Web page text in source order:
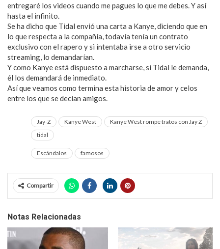
entregaré los videos cuando me pagues lo que me debes. Y así
hasta el infinito.
Se ha dicho que Tidal envió una carta a Kanye, diciendo que en
lo que respecta a la compañía, todavía tenía un contrato
exclusivo con el rapero y si intentaba irse a otro servicio
streaming, lo demandarían.
Y como Kanye está dispuesto a marcharse, si Tidal le demanda,
él los demandará de inmediato.
Así que veamos como termina esta historia de amor y celos
entre los que se decían amigos.
Jay-Z Kanye West
Kanye West rompe tratos con Jay Z
tidal
Escándalos famosos
Compartir
Notas Relacionadas